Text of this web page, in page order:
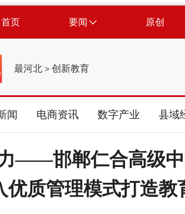
首页 要闻 原创
最河北 > 创新教育
闻 电商资讯 数字产业 县域
——邯郸仁合高级中
优质管理模式打造教